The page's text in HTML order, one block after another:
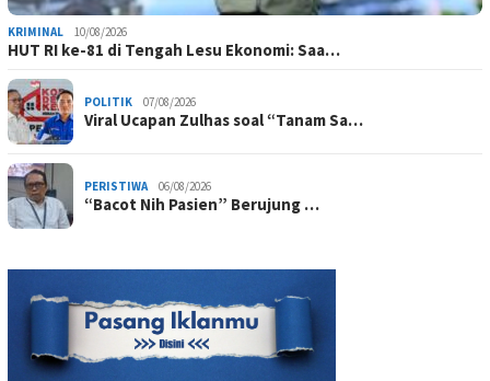
KRIMINAL 10/08/2026
HUT RI ke-81 di Tengah Lesu Ekonomi: Saa…
POLITIK 07/08/2026
Viral Ucapan Zulhas soal “Tanam Sa…
PERISTIWA 06/08/2026
“Bacot Nih Pasien” Berujung …